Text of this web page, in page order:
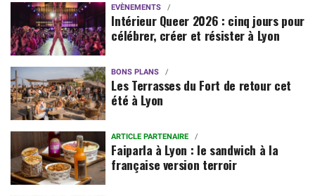
EVÈNEMENTS
Intérieur Queer 2026 : cinq jours pour
célébrer, créer et résister à Lyon
BONS PLANS
Les Terrasses du Fort de retour cet
été à Lyon
ARTICLE PARTENAIRE
Faiparla à Lyon : le sandwich à la
française version terroir